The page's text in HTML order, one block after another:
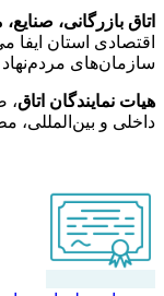
اتاق بازرگانی،
اقتصادی استان ایفا
سازمان‌های
هیات نمایندگان اتاق،
داخلی و بین‌المللی،